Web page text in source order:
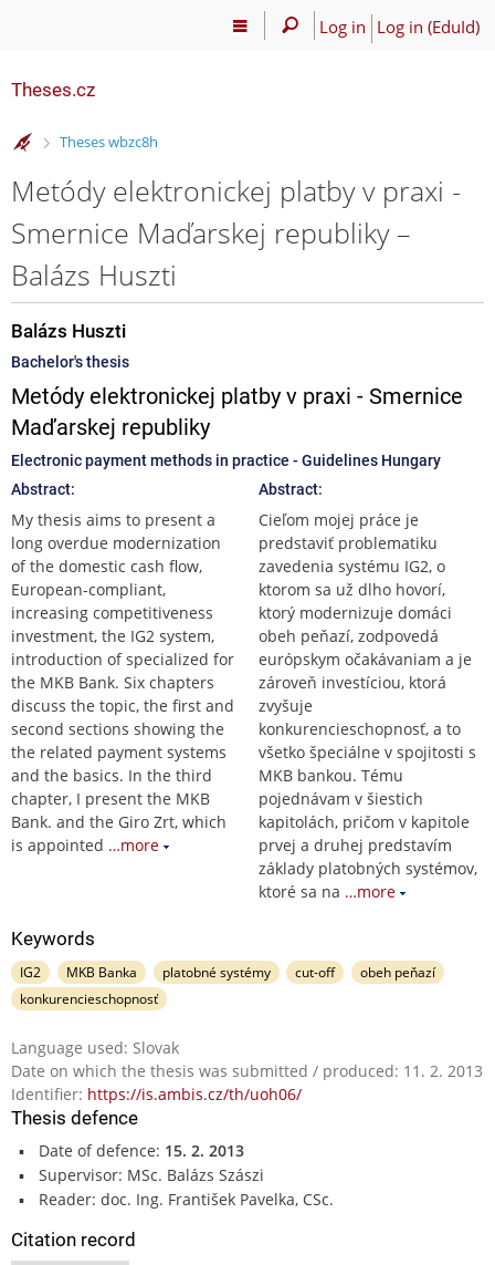
Log in Log in (EduId)
Theses.cz
>
Theses wbzc8h
Metódy elektronickej platby v praxi -
Smernice Maďarskej republiky –
Balázs Huszti
Balázs Huszti
Bachelor's thesis
Metódy elektronickej platby v praxi - Smernice
Maďarskej republiky
Electronic payment methods in practice - Guidelines Hungary
Abstract:
My thesis aims to present a
long overdue modernization
of the domestic cash flow,
European-compliant,
increasing competitiveness
investment, the IG2 system,
introduction of specialized for
the MKB Bank. Six chapters
discuss the topic, the first and
second sections showing the
the related payment systems
and the basics. In the third
chapter, I present the MKB
Bank. and the Giro Zrt, which
is appointed …more
Abstract:
Cieľom mojej práce je
predstaviť problematiku
zavedenia systému IG2, o
ktorom sa už dlho hovorí,
ktorý modernizuje domáci
obeh peňazí, zodpovedá
európskym očakávaniam a je
zároveň investíciou, ktorá
zvyšuje
konkurencieschopnosť, a to
všetko špeciálne v spojitosti s
MKB bankou. Tému
pojednávam v šiestich
kapitolách, pričom v kapitole
prvej a druhej predstavím
základy platobných systémov,
ktoré sa na …more
Keywords
IG2 MKB Banka platobné systémy cut-off
obeh peňazí
konkurencieschopnosť
Language used: Slovak
Date on which the thesis was submitted / produced: 11. 2. 2013
Identifier: https://is.ambis.cz/th/uoh06/
Thesis defence
Date of defence: 15. 2. 2013
Supervisor: MSc. Balázs Szászi
Reader: doc. Ing. František Pavelka, CSc.
Citation record